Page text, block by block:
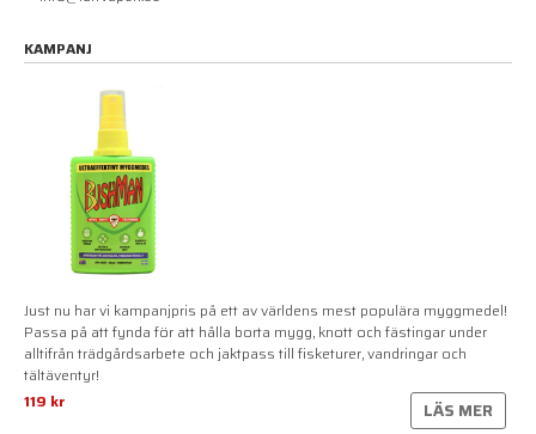
KAMPANJ
Just nu har vi kampanjpris på ett av världens mest populära myggmedel!
Passa på att fynda för att hålla borta mygg, knott och fästingar under
alltifrån trädgårdsarbete och jaktpass till fisketurer, vandringar och
tältäventyr!
119 kr
LÄS MER